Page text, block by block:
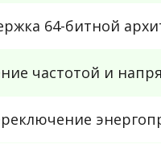
64-битной
частотой и